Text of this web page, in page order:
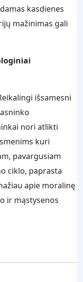
kasdienes
mažinimas gali
išsamesni
nori atlikti
kuri
pavargusiam
ciklo, paprasta
apie moralinę
ir mąstysenos